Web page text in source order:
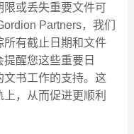
限或丢失重要文件可
Partners，我们
有截止日期和文件
醒您这些重要日
书工作的支持。这
，从而促进更顺利